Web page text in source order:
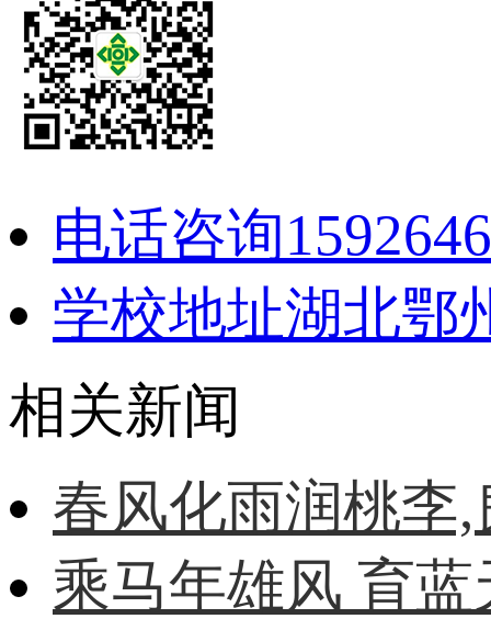
电话咨询
学校地址湖北鄂
相关新闻
春风化雨润桃李
乘马年雄风 育